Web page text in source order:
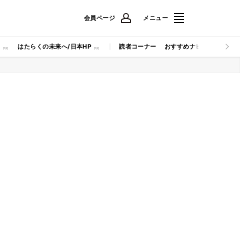
会員ページ メニュー
はたらくの未来へ/日本HP 読者コーナー おすすめナビ マイナビ